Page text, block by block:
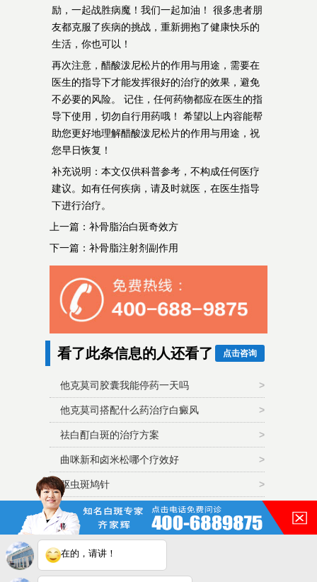
励，一起战胜病魔！我们一起加油！ 很多患者朋
友都克服了疾病的挑战，重新拥抱了健康快乐的
生活，你也可以！
再次注意，醋酸泼尼松片的作用与用途，需要在
医生的指导下才能发挥很好的治疗的效果，避免
不必要的风险。 记住，任何药物都应在医生的指
导下使用，切勿自行用药哦！ 希望以上内容能帮
助您更好地理解醋酸泼尼松片的作用与用途，祝
您早日恢复！
补充说明：本文仅供科普参考，不构成任何医疗
建议。如有任何疾病，请及时就医，在医生指导
下进行治疗。
上一篇：补骨脂治白斑奇效方
下一篇：补骨脂注射剂副作用
点击咨询
看了此条信息的人还看了
他克莫司胶囊我能停药一天吗 >
他克莫司搭配什么药治疗白癜风 >
祛白酊白斑的治疗方案 >
曲咪新和卤米松哪个疗效好 >
驱虫斑鸠针 >
点击咨询
推荐医生
齐家辉毕业至今一直从事与白
在的，请讲！